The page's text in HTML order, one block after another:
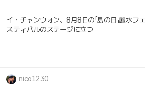
イ・チャンウォン、8月8日の「島の日」麗水フェ
スティバルのステージに立つ
nico1230